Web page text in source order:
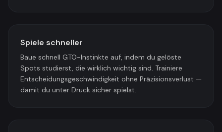
Spiele schneller
Baue schnell GTO-Instinkte auf, indem du gelöste
Spots studierst, die wirklich wichtig sind. Trainiere
Entscheidungsgeschwindigkeit ohne Präzisionsverlust —
damit du unter Druck sicher spielst.